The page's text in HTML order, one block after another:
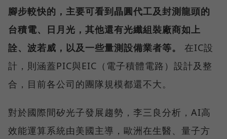
腳步較快的，主要可看到晶圓代工及封測龍頭的
台積電、日月光，其他還有光纖組裝廠商如上
詮、波若威，以及一些量測設備業者等。
在IC設
計，則涵蓋PIC與EIC（電子積體電路）設計及整
合，目前各公司的團隊規模都還不大。
對於國際間矽光子發展趨勢，李三良分析，AI高
效能運算系統由美國主導，歐洲在生醫、量子方